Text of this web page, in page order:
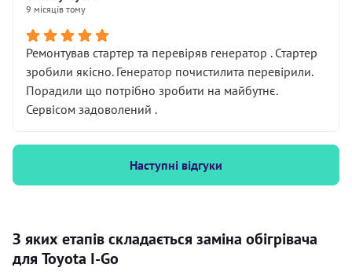
9 місяців тому
Ремонтував стартер та перевіряв генератор . Стартер
зробили якісно. Генератор почистилита перевірили.
Порадили що потрібно зробити на майбутнє.
Сервісом задоволений .
Наступні відгуки
З яких етапів складається заміна обігрівача
для Toyota I-Go